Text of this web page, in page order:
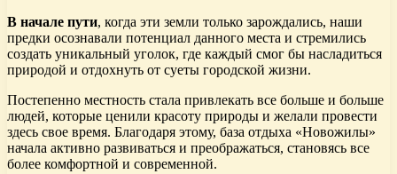
В начале пути, когда эти земли только зарождались, наши
предки осознавали потенциал данного места и стремились
создать уникальный уголок, где каждый смог бы насладиться
природой и отдохнуть от суеты городской жизни.
Постепенно местность стала привлекать все больше и больше
людей, которые ценили красоту природы и желали провести
здесь свое время. Благодаря этому, база отдыха «Новожилы»
начала активно развиваться и преображаться, становясь все
более комфортной и современной.